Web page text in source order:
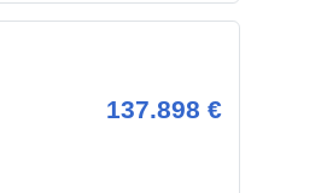
137.898 €